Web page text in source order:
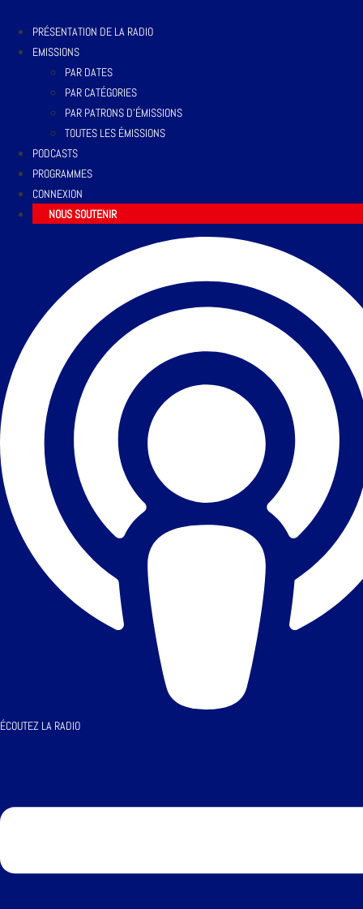
PRÉSENTATION DE LA RADIO
EMISSIONS
PAR DATES
PAR CATÉGORIES
PAR PATRONS D’ÉMISSIONS
TOUTES LES ÉMISSIONS
PODCASTS
PROGRAMMES
CONNEXION
NOUS SOUTENIR
ÉCOUTEZ LA RADIO